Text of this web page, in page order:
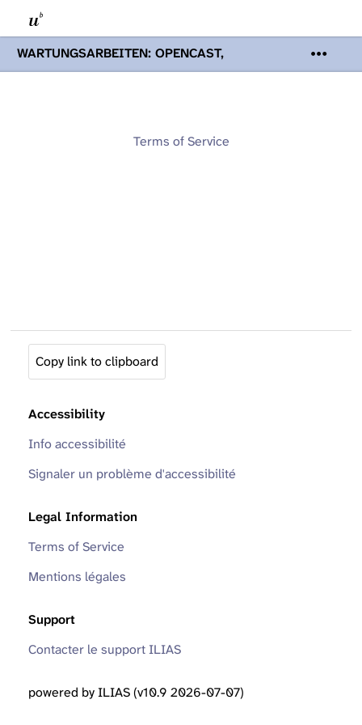
WARTUNGSARBEITEN: OPENCAST,
PODCASTS & TOBIRA
Mi 19. August
Opencast-Videos und Tobira nicht zur
Terms of Service
Copy link to clipboard
Accessibility
Info accessibilité
Signaler un problème d'accessibilité
Legal Information
Terms of Service
Mentions légales
Support
Contacter le support ILIAS
powered by ILIAS (v10.9 2026-07-07)